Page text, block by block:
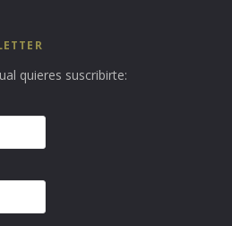
quieres suscribirte: